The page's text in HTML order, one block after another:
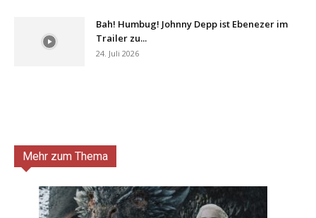
Bah! Humbug! Johnny Depp ist Ebenezer im
Trailer zu...
24. Juli 2026
Mehr zum Thema